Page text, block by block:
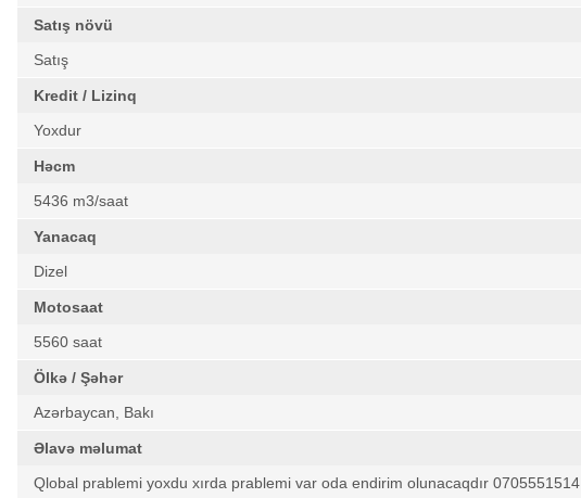
Satış növü
Satış
Kredit / Lizinq
Yoxdur
Həcm
5436 m3/saat
Yanacaq
Dizel
Motosaat
5560 saat
Ölkə / Şəhər
Azərbaycan, Bakı
Əlavə məlumat
Qlobal prablemi yoxdu xırda prablemi var oda endirim olunacaqdır 0705551514